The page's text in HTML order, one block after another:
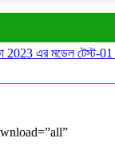
2023 এর মডেল টেস্ট-01